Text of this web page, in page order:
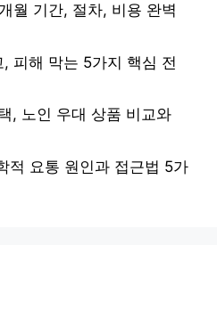
월 기간, 절차, 비용 완벽
피해 막는 5가지 핵심 전
, 노인 우대 상품 비교와
적 요통 원인과 접근법 5가